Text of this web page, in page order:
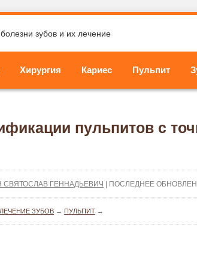
Хирургия Кариес Пульпит
пульпитов с
СВЯТОСЛАВ ГЕННАДЬЕВИЧ | ПОСЛЕДНЕЕ
ЛЕЧЕНИЕ ЗУБОВ → ПУЛЬПИТ →